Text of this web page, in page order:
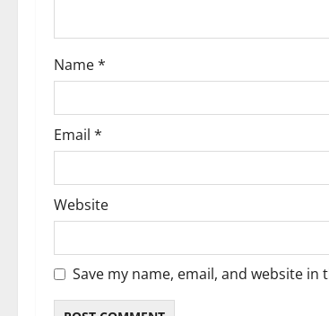
o
n
Name*
Email *
Website
Save my name, email, and website